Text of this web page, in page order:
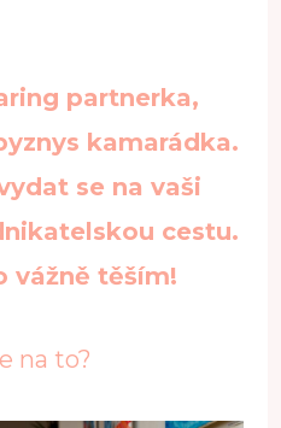
partnerka,
kamarádka.
se na vaši
cestu.
vážně těším!
na to?